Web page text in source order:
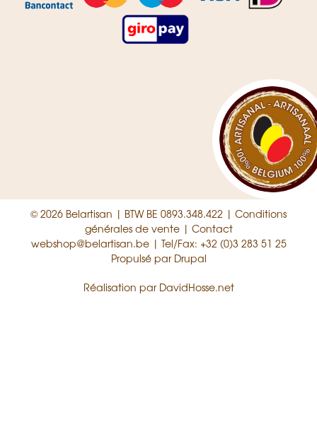
© 2026 Belartisan | BTW BE 0893.348.422 | Conditions
générales de vente| Contact
webshop@belartisan.be| Tel/Fax: +32 (0)3 283 51 25
Propulsé par Drupal
Réalisation par DavidHosse.net